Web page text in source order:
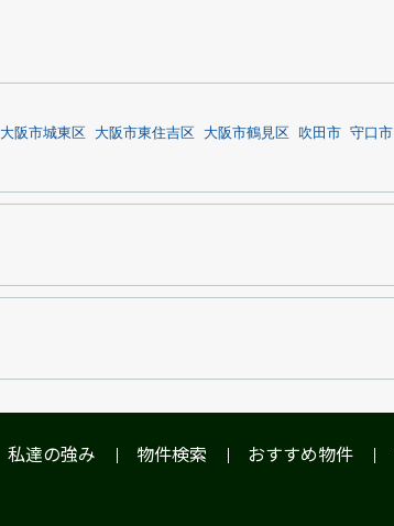
大阪市城東区 大阪市東住吉区 大阪市鶴見区 吹田市 守口市
私達の強み 物件検索 おすすめ物件